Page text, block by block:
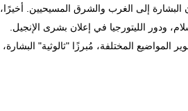
البشارة إلى الغرب والشرق المسيحيين. أخيرًا،
ودور الليتورجيا في إعلان بشرى الإنجيل.
المختلفة، مُبرزًا "ثالوثية" البشارة،